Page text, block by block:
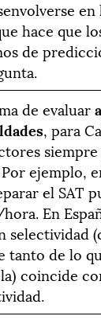
en
hace que
de
de evaluar
, para
ejemplo,
el SAT
En
selectividad
tanto de lo
coincide